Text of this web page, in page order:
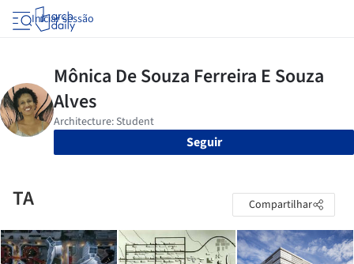
Iniciar sessão
Seguir
TA Compartilhar